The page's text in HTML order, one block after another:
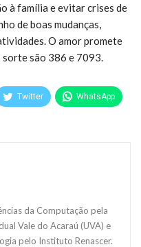
à família e evitar crises de
de boas mudanças,
O amor promete
sorte são 386 e 7093.
Twitter WhatsApp
da Computação pela
Vale do Acaraú (UVA) e
pelo Instituto Renascer.